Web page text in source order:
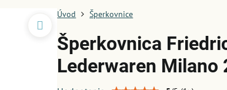
Úvod Šperkovnice
Šperkovnica
Lederwaren Milano